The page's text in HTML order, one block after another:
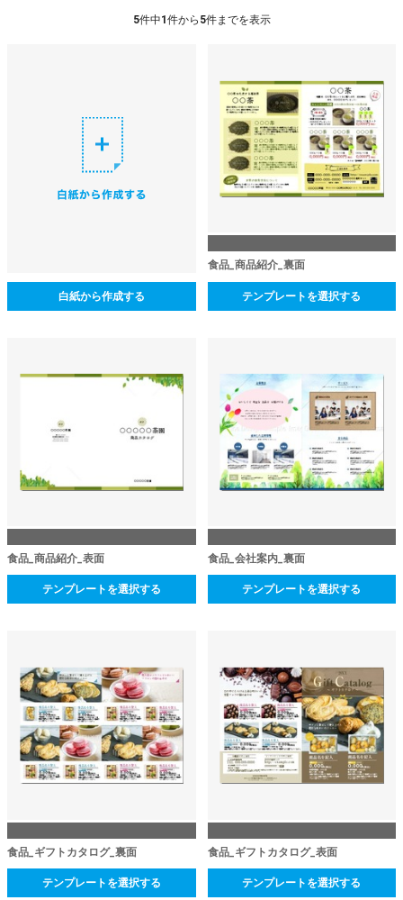
5件中1 件から 5件までを表示
白紙から作成する
食品_商品紹介_裏面
テンプレートを選択する
食品_商品紹介_表面
テンプレートを選択する
食品_会社案内_裏面
テンプレートを選択する
食品_ギフトカタログ_裏面
テンプレートを選択する
食品_ギフトカタログ_表面
テンプレートを選択する